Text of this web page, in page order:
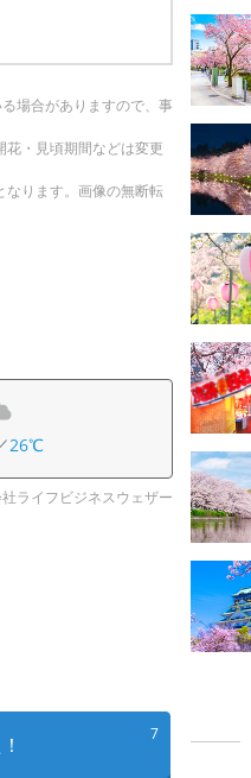
場合がありますので、事
・見頃期間などは変更
ります。画像の無断転
26℃
ライフビジネスウェザー
7